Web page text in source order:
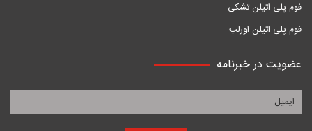
فوم پلی اتیلن تشکی
فوم پلی اتیلن اورلب
عضویت در خبرنامه